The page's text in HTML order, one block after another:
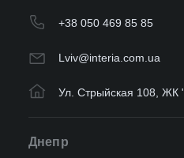
+38 050 469 85 85
Lviv@interia.com.ua
Ул. Стрыйская 108, ЖК
Днепр